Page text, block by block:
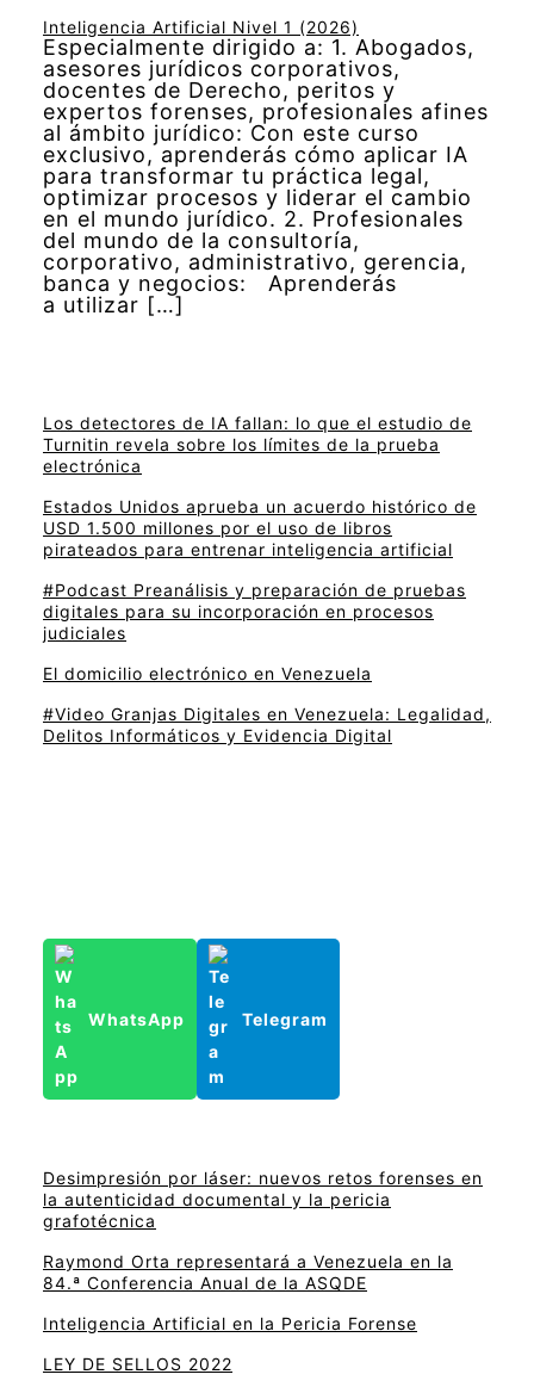
Inteligencia Artificial Nivel 1 (2026)
Especialmente dirigido a: 1. Abogados,
asesores jurídicos corporativos,
docentes de Derecho, peritos y
expertos forenses, profesionales afines
al ámbito jurídico: Con este curso
exclusivo, aprenderás cómo aplicar IA
para transformar tu práctica legal,
optimizar procesos y liderar el cambio
en el mundo jurídico. 2. Profesionales
del mundo de la consultoría,
corporativo, administrativo, gerencia,
banca y negocios: Aprenderás
a utilizar […]
Los detectores de IA fallan: lo que el estudio de
Turnitin revela sobre los límites de la prueba
electrónica
Estados Unidos aprueba un acuerdo histórico de
USD 1.500 millones por el uso de libros
pirateados para entrenar inteligencia artificial
#Podcast Preanálisis y preparación de pruebas
digitales para su incorporación en procesos
judiciales
El domicilio electrónico en Venezuela
#Video Granjas Digitales en Venezuela: Legalidad,
Delitos Informáticos y Evidencia Digital
WhatsApp Telegram
Desimpresión por láser: nuevos retos forenses en
la autenticidad documental y la pericia
grafotécnica
Raymond Orta representará a Venezuela en la
84.ª Conferencia Anual de la ASQDE
Inteligencia Artificial en la Pericia Forense
LEY DE SELLOS 2022